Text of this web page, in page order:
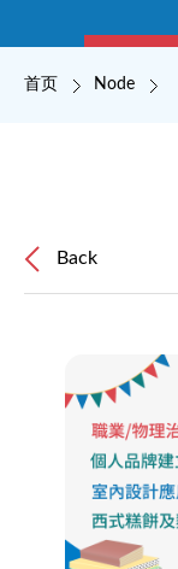
面包屑
首页 Node
Back